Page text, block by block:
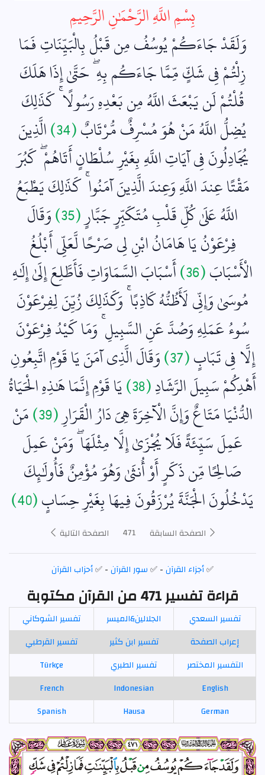
بِسْمِ اللَّهِ الرَّحْمَٰنِ الرَّحِيمِ
وَلَقَدْ جَاءَكُمْ يُوسُفُ مِن قَبْلُ بِالْبَيِّنَاتِ فَمَا
زِلْتُمْ فِي شَكٍّ مِّمَّا جَاءَكُم بِهِ ۖ حَتَّىٰ إِذَا هَلَكَ
قُلْتُمْ لَن يَبْعَثَ اللَّهُ مِن بَعْدِهِ رَسُولًا ۚ كَذَٰلِكَ
يُضِلُّ اللَّهُ مَنْ هُوَ مُسْرِفٌ مُّرْتَابٌ(34)
الَّذِينَ
يُجَادِلُونَ فِي آيَاتِ اللَّهِ بِغَيْرِ سُلْطَانٍ أَتَاهُمْ ۖ كَبُرَ
مَقْتًا عِندَ اللَّهِ وَعِندَ الَّذِينَ آمَنُوا ۚ كَذَٰلِكَ يَطْبَعُ
اللَّهُ عَلَىٰ كُلِّ قَلْبِ مُتَكَبِّرٍ جَبَّارٍ (35)
وَقَالَ
فِرْعَوْنُ يَا هَامَانُ ابْنِ لِي صَرْحًا لَّعَلِّي أَبْلُغُ
الْأَسْبَابَ(36)
أَسْبَابَ السَّمَاوَاتِ فَأَطَّلِعَ إِلَىٰ إِلَٰهِ
مُوسَىٰ وَإِنِّي لَأَظُنُّهُ كَاذِبًا ۚ وَكَذَٰلِكَ زُيِّنَ لِفِرْعَوْنَ
سُوءُ عَمَلِهِ وَصُدَّ عَنِ السَّبِيلِ ۚ وَمَا كَيْدُ فِرْعَوْنَ
إِلَّا فِي تَبَابٍ(37)
وَقَالَ الَّذِي آمَنَ يَا قَوْمِ اتَّبِعُونِ
أَهْدِكُمْ سَبِيلَ الرَّشَادِ(38)
يَا قَوْمِ إِنَّمَا هَٰذِهِ الْحَيَاةُ
الدُّنْيَا مَتَاعٌ وَإِنَّ الْآخِرَةَ هِيَ دَارُ الْقَرَارِ (39)
مَنْ
عَمِلَ سَيِّئَةً فَلَا يُجْزَىٰ إِلَّا مِثْلَهَا ۖ وَمَنْ عَمِلَ
صَالِحًا مِّن ذَكَرٍ أَوْ أُنثَىٰ وَهُوَ مُؤْمِنٌ فَأُولَٰئِكَ
يَدْخُلُونَ الْجَنَّةَ يُرْزَقُونَ فِيهَا بِغَيْرِ حِسَابٍ(40)
الصفحة السابقة 471 الصفحة التالية
✅أجزاء القرآن- ✅سور القرآن- ✅أحزاب القرآن
قراءة تفسير 471 من القرآن مكتوبة
تفسير السعدي الجلالين&الميسر
تفسير الشوكاني
إعراب الصفحة
تفسير ابن كثير
تفسير القرطبي
التفسير المختصر
تفسير الطبري
Türkçe
English
Indonesian
French
German
Hausa
Spanish